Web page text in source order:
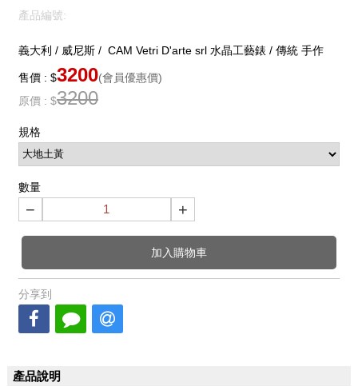
產品編號:
義大利 / 威尼斯 / CAM Vetri D'arte srl 水晶工藝錶 / 傳統 手作
售價 : $3200(會員優惠價)
原價 : $3200
規格
數量
− +
加入購物車
分享到
產品說明